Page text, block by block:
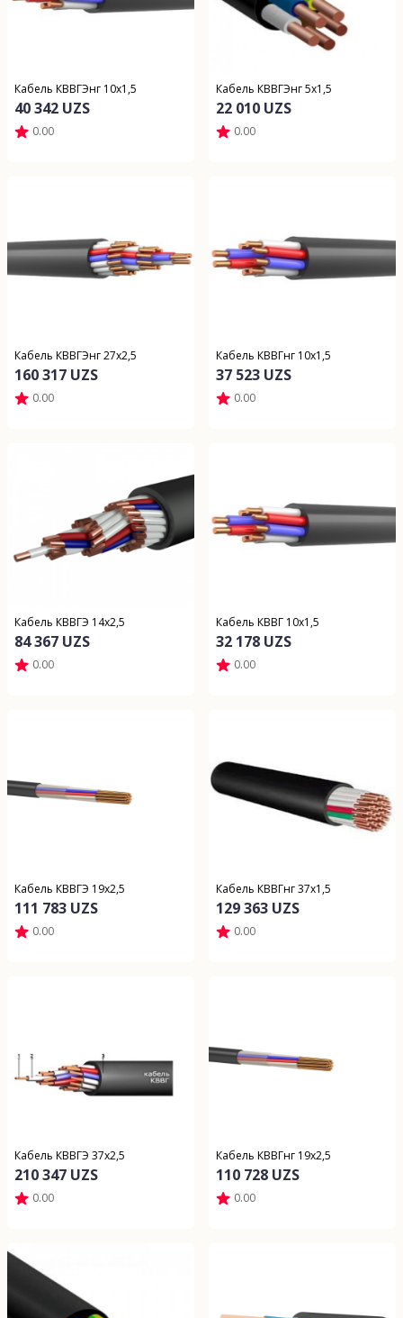
Кабель КВВГЭнг 10х1,5
40 342 UZS
0.00
Кабель КВВГЭнг 5х1,5
22 010 UZS
0.00
Кабель КВВГЭнг 27х2,5
160 317 UZS
0.00
Кабель КВВГнг 10х1,5
37 523 UZS
0.00
Кабель КВВГЭ 14х2,5
84 367 UZS
0.00
Кабель КВВГ 10х1,5
32 178 UZS
0.00
Кабель КВВГЭ 19х2,5
111 783 UZS
0.00
Кабель КВВГнг 37х1,5
129 363 UZS
0.00
Кабель КВВГЭ 37х2,5
210 347 UZS
0.00
Кабель КВВГнг 19х2,5
110 728 UZS
0.00